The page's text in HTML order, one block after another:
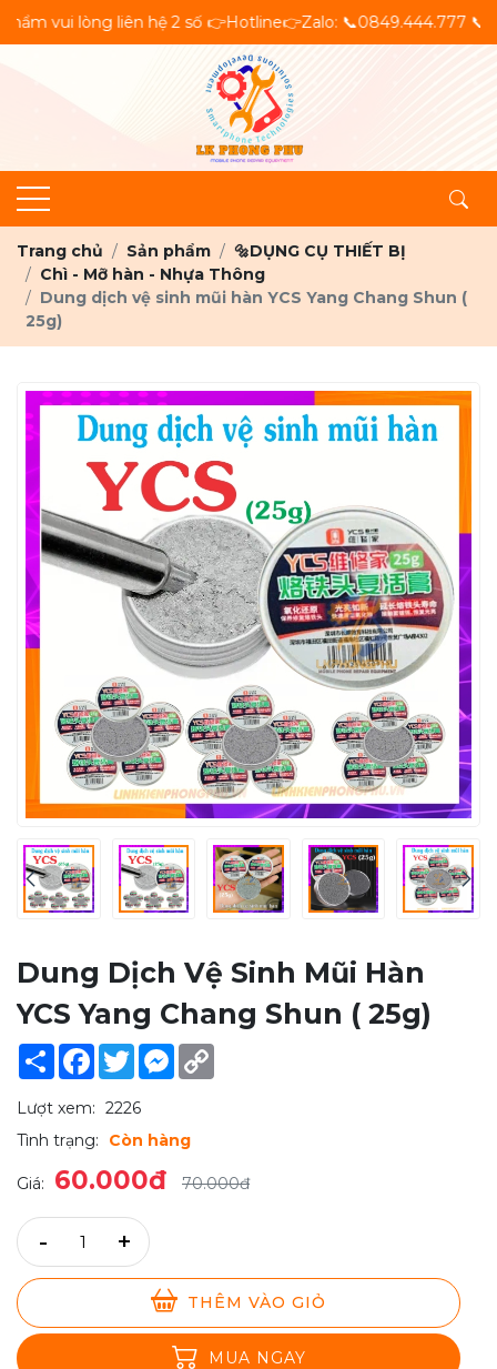
liên hệ 2 số 👉Hotline👉Zalo: 📞0849.444.777
Trang chủ Sản phẩm
🔩DỤNG CỤ THIẾT BỊ
Chì - Mỡ hàn - Nhựa Thông
Dung dịch vệ sinh mũi hàn YCS Yang Chang Shun (
25g)
Dung Dịch Vệ Sinh Mũi Hàn
YCS Yang Chang Shun ( 25g)
Share Facebook
TwitterMessenger
Lượt xem: 2226
Tình trạng:
Còn hàng
Giá: 60.000đ 70.000đ
- +
THÊM VÀO GIỎ
MUA NGAY